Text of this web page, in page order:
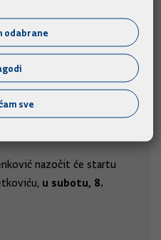
na 29. Maratonu
nazočit će startu
u subotu, 8.
odabrane
sve